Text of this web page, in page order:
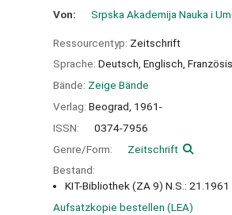
Von: Srpska Akademija Nauka i
Ressourcentyp: Zeitschrift
Sprache: Deutsch, Englisch,
Bände: Zeige Bände
Verlag: Beograd, 1961-
ISSN:
0374-7956
Genre/Form:
Zeitschrift
Bestand:
KIT-Bibliothek (ZA 9) N.S.:
Aufsatzkopie bestellen (LEA)